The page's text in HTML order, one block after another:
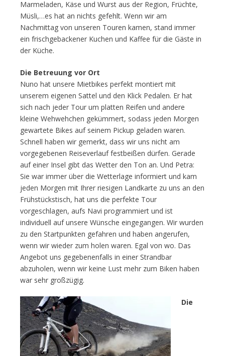
Marmeladen, Käse und Wurst aus der Region, Früchte,
Müsli,…es hat an nichts gefehlt. Wenn wir am
Nachmittag von unseren Touren kamen, stand immer
ein frischgebackener Kuchen und Kaffee für die Gäste in
der Küche.
Die Betreuung vor Ort
Nuno hat unsere Mietbikes perfekt montiert mit
unserem eigenen Sattel und den Klick Pedalen. Er hat
sich nach jeder Tour um platten Reifen und andere
kleine Wehwehchen gekümmert, sodass jeden Morgen
gewartete Bikes auf seinem Pickup geladen waren.
Schnell haben wir gemerkt, dass wir uns nicht am
vorgegebenen Reiseverlauf festbeißen dürfen. Gerade
auf einer Insel gibt das Wetter den Ton an. Und Petra:
Sie war immer über die Wetterlage informiert und kam
jeden Morgen mit Ihrer riesigen Landkarte zu uns an den
Frühstückstisch, hat uns die perfekte Tour
vorgeschlagen, aufs Navi programmiert und ist
individuell auf unsere Wünsche eingegangen. Wir wurden
zu den Startpunkten gefahren und haben angerufen,
wenn wir wieder zum holen waren. Egal von wo. Das
Angebot uns gegebenenfalls in einer Strandbar
abzuholen, wenn wir keine Lust mehr zum Biken haben
war sehr großzügig.
Die